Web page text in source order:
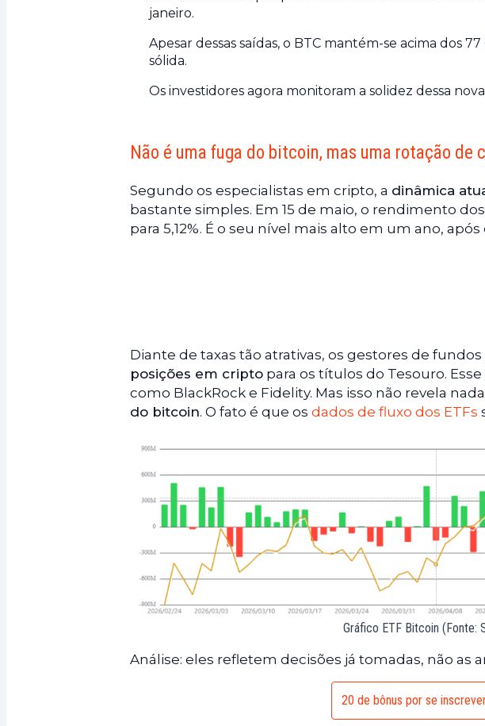
janeiro.
Apesar dessas saídas, o BTC mantém-se acima dos
sólida.
Os investidores agora monitoram a solidez dessa
Não é uma fuga do bitcoin, mas uma rotação de
Segundo os especialistas em cripto, a dinâmica
bastante simples. Em 15 de maio, o rendimento
para 5,12%. É o seu nível mais alto em um ano,
Diante de taxas tão atrativas, os gestores de
posições em cripto para os títulos do Tesouro.
como BlackRock e Fidelity. Mas isso não revela
do bitcoin. O fato é que os dados de fluxo dos ETFs
Gráfico ETF Bitcoin (Fonte:
Análise: eles refletem decisões já tomadas, não as
20 de bônus por se